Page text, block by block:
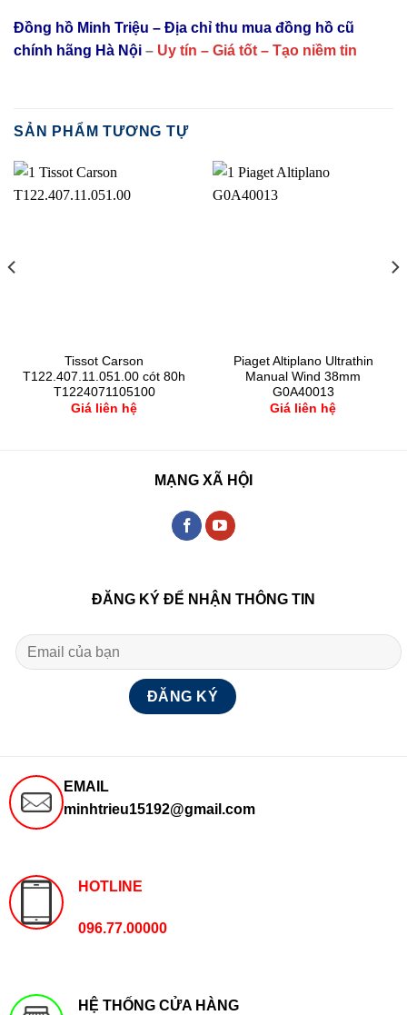
Đồng hồ Minh Triệu – Địa chỉ thu mua đồng hồ cũ
chính hãng Hà Nội – Uy tín – Giá tốt – Tạo niềm tin
SẢN PHẨM TƯƠNG TỰ
Tissot Carson
T122.407.11.051.00 cót 80h
T1224071105100
Giá liên hệ
Piaget Altiplano Ultrathin
Manual Wind 38mm
G0A40013
Giá liên hệ
MẠNG XÃ HỘI
ĐĂNG KÝ ĐỂ NHẬN THÔNG TIN
EMAIL
minhtrieu15192@gmail.com
HOTLINE
096.77.00000
HỆ THỐNG CỬA HÀNG